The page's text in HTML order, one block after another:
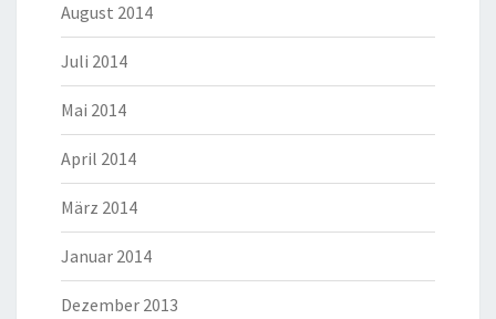
August 2014
Juli 2014
Mai 2014
April 2014
März 2014
Januar 2014
Dezember 2013